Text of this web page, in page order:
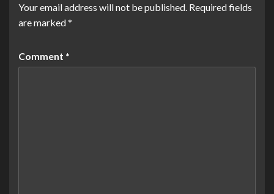
Your email address will not be published. Required fields
are marked*
Comment *